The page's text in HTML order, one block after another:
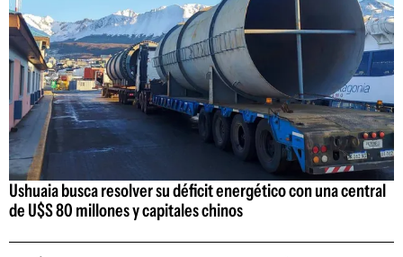
Ushuaia busca resolver su déficit energético con una central
de U$S 80 millones y capitales chinos